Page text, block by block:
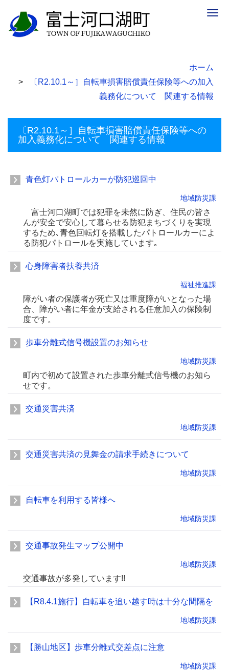
ホーム
〔R2.10.1～］自転車損害賠償責任保険等への加入
義務化について 関連する情報
〔R2.10.1～］自転車損害賠償責任保険等への
加入義務化について 関連する情報
青色灯パトロールカーが防犯巡回中
地域防災課
富士河口湖町では犯罪を未然に防ぎ、住民の皆さ
んが安全で安心して暮らせる防犯まちづくりを実現
するため､青色回転灯を搭載したパトロールカーによ
る防犯パトロールを実施しています｡
心身障害者扶養共済
福祉推進課
障がい者の保護者が死亡又は重度障がいとなった場
合、障がい者に年金が支給される任意加入の保険制
度です。
歩車分離式信号機設置のお知らせ
地域防災課
町内で初めて設置された歩車分離式信号機のお知ら
せです。
交通災害共済
地域防災課
交通災害共済の見舞金の請求手続きについて
地域防災課
自転車を利用する皆様へ
地域防災課
交通事故発生マップ公開中
地域防災課
交通事故が多発しています!!
【R8.4.1施行】自転車を追い越す時は十分な間隔を
地域防災課
【勝山地区】歩車分離式交差点に注意
地域防災課